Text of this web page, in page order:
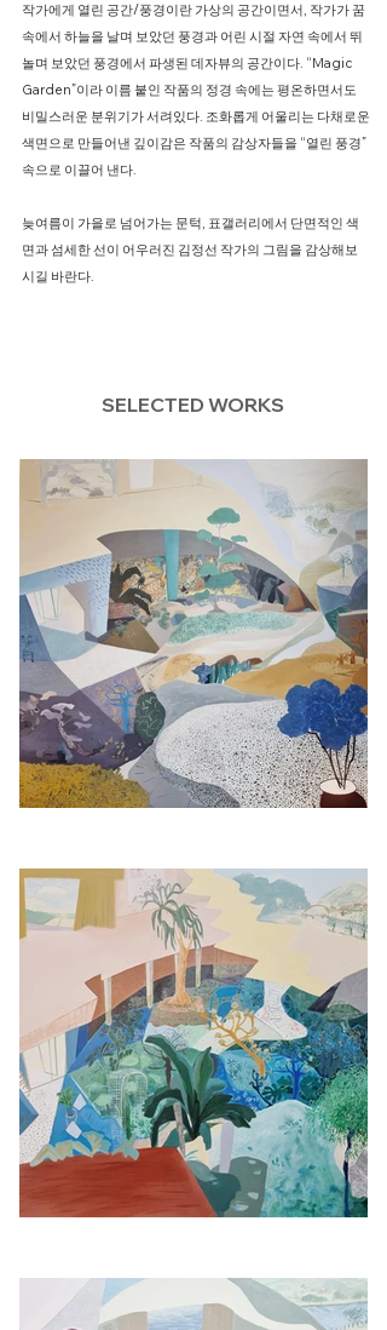
작가에게 열린 공간/풍경이란 가상의 공간이면서, 작가가 꿈
속에서 하늘을 날며 보았던 풍경과 어린 시절 자연 속에서 뛰
놀며 보았던 풍경에서 파생된 데자뷰의 공간이다. “Magic
Garden”이라 이름 붙인 작품의 정경 속에는 평온하면서도
비밀스러운 분위기가 서려있다. 조화롭게 어울리는 다채로운
색면으로 만들어낸 깊이감은 작품의 감상자들을 “열린 풍경”
속으로 이끌어 낸다.
늦여름이 가을로 넘어가는 문턱, 표갤러리에서 단면적인 색
면과 섬세한 선이 어우러진 김정선 작가의 그림을 감상해보
시길 바란다.
SELECTED WORKS